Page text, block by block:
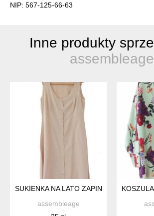
NIP: 567-125-66-63
Inne produkty
assembleage
SUKIENKA NA LATO ZAPINANA NA
assembleage